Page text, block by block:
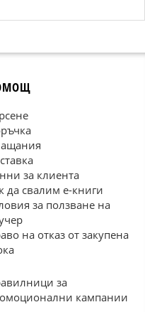
за клиента
да свалим е-книги
за ползване на
на отказ от закупена
за
кампании